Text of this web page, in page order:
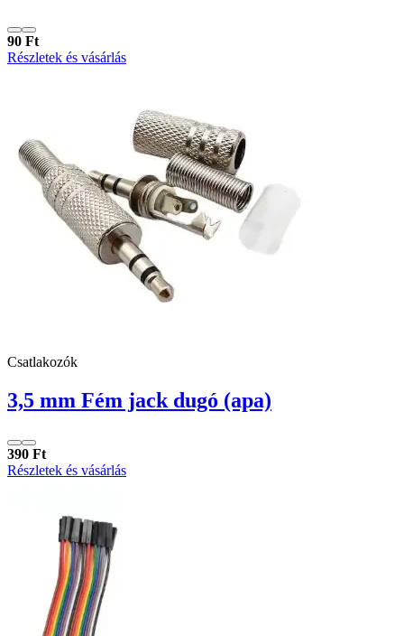
90 Ft
Részletek és vásárlás
Csatlakozók
3,5 mm Fém jack dugó (apa)
390 Ft
Részletek és vásárlás